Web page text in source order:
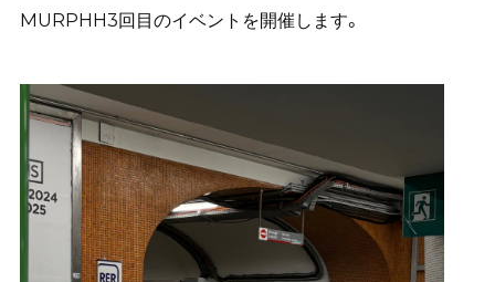
MURPHH3回目のイベントを開催します。